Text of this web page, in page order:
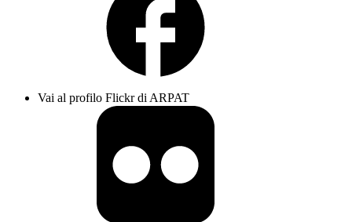
Vai al profilo Flickr di ARPAT